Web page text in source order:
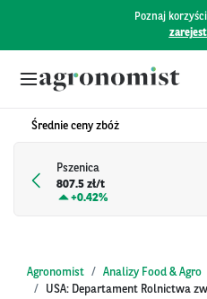
Poznaj
Średnie ceny zbóż
Pszenica
807.5 zł/t
+0.42%
Agronomist Analizy Food & Agro
USA: Departament Rolnictwa